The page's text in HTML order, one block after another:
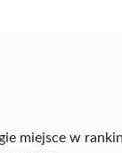
miejsce w